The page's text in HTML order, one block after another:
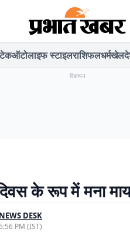
टेकऑटोलाइफ स्टाइलराशिफलधर्मखेल
विज्ञापन
के रूप में मना
DESK
PM (IST)